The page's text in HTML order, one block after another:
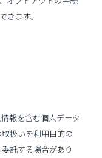
きます。
報を含む個人データ
扱いを利用目的の
託する場合があり